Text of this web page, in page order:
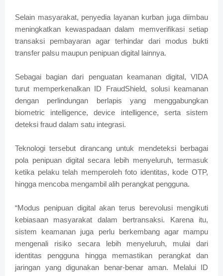
Selain masyarakat, penyedia layanan kurban juga diimbau
meningkatkan kewaspadaan dalam memverifikasi setiap
transaksi pembayaran agar terhindar dari modus bukti
transfer palsu maupun penipuan digital lainnya.
Sebagai bagian dari penguatan keamanan digital, VIDA
turut memperkenalkan ID FraudShield, solusi keamanan
dengan perlindungan berlapis yang menggabungkan
biometric intelligence, device intelligence, serta sistem
deteksi fraud dalam satu integrasi.
Teknologi tersebut dirancang untuk mendeteksi berbagai
pola penipuan digital secara lebih menyeluruh, termasuk
ketika pelaku telah memperoleh foto identitas, kode OTP,
hingga mencoba mengambil alih perangkat pengguna.
“Modus penipuan digital akan terus berevolusi mengikuti
kebiasaan masyarakat dalam bertransaksi. Karena itu,
sistem keamanan juga perlu berkembang agar mampu
mengenali risiko secara lebih menyeluruh, mulai dari
identitas pengguna hingga memastikan perangkat dan
jaringan yang digunakan benar-benar aman. Melalui ID